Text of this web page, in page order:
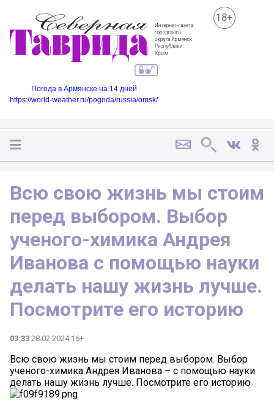
18+
Погода в Армянске на 14 дней
https://world-weather.ru/pogoda/russia/omsk/
Всю свою жизнь мы стоим
перед выбором. Выбор
ученого-химика Андрея
Иванова с помощью науки
делать нашу жизнь лучше.
Посмотрите его историю
03:33 28.02.2024 16+
Всю свою жизнь мы стоим перед выбором. Выбор
ученого-химика Андрея Иванова – с помощью науки
делать нашу жизнь лучше. Посмотрите его историю